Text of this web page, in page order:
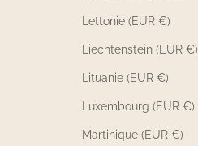
Lettonie (EUR €)
Liechtenstein (EUR €)
Lituanie (EUR €)
Luxembourg (EUR €)
Martinique (EUR €)